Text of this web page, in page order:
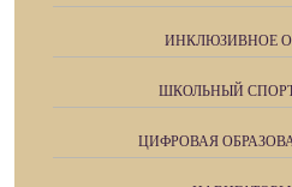
ИНКЛЮЗИВНОЕ
ШКОЛЬНЫЙ
ЦИФРОВАЯ